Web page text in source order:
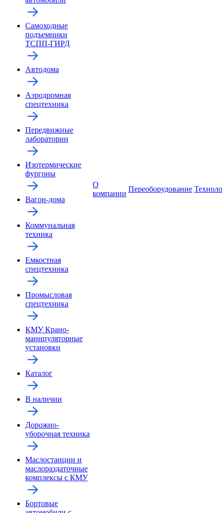
Самоходные
подъемники
ТСПП-ГИРД
Автодома
Аэродромная
спецтехника
Передвижные
лаборатории
Изотермические
фургоны
Вагон-дома
Коммунальная
техника
Емкостная
спецтехника
Промысловая
спецтехника
КМУ Крано-
манипуляторные
установки
Каталог
В наличии
Дорожно-
уборочная техника
Маслостанции и
маслораздаточные
комплексы с КМУ
Бортовые
О
компании
Переоборудование